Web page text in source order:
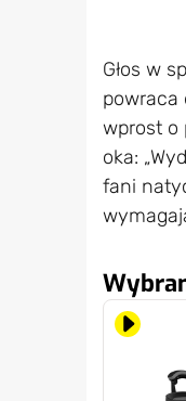
Głos w
powraca
wprost o
oka:
fani